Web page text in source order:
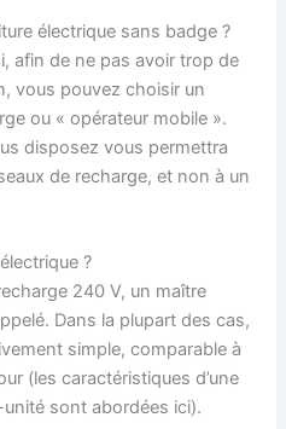
électrique sans badge ?
afin de ne pas avoir trop de
vous pouvez choisir un
ou « opérateur mobile ».
disposez vous permettra
de recharge, et non à un
?
240 V, un maître
Dans la plupart des cas,
simple, comparable à
(les caractéristiques d’une
sont abordées ici).